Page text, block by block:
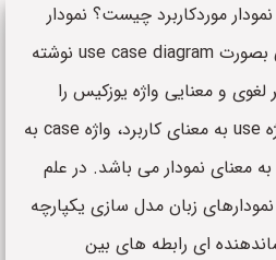
موردکاربرد چیست؟ نمودار
مورد کاربرد در زبان انگلیسی بصورت use case diagram نوشته
و معنایی واژه یوزکیس را
تعریف کنیم باید بگوییم: واژه use به معنای کاربرد، واژه case به
معنای مورد و واژه diagram به معنای نمودار می باشد. در علم
زبان مدل سازی یکپارچه
ای رابطه های بین